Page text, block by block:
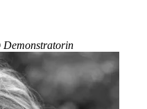
Demonstratorin